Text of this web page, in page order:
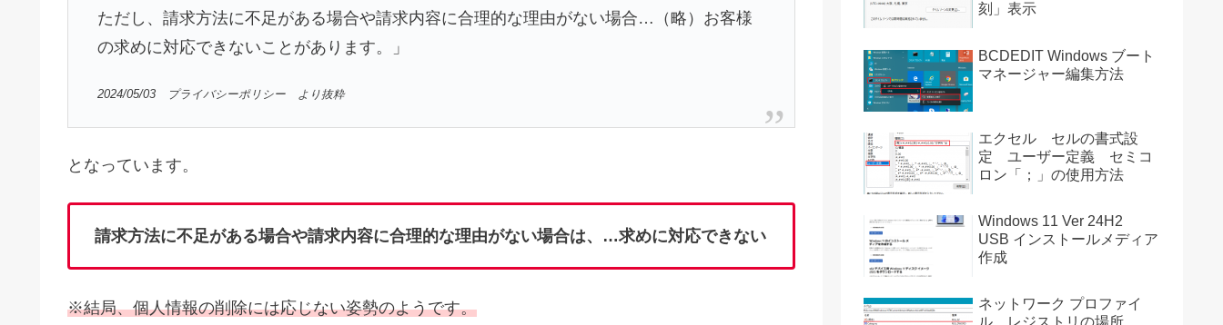
ただし、請求方法に不足がある場合や請求内容に合理的な理由がない場合…（略）お客様
の求めに対応できないことがあります。」
2024/05/03 プライバシーポリシー より抜粋
となっています。
請求方法に不足がある場合や請求内容に合理的な理由がない場合は、…求めに対応できない
※結局、個人情報の削除には応じない姿勢のようです。
刻」表示
BCDEDIT Windows ブート
マネージャー編集方法
エクセル セルの書式設
定 ユーザー定義 セミコ
ロン「；」の使用方法
Windows 11 Ver 24H2
USB インストールメディア
作成
ネットワーク プロファイ